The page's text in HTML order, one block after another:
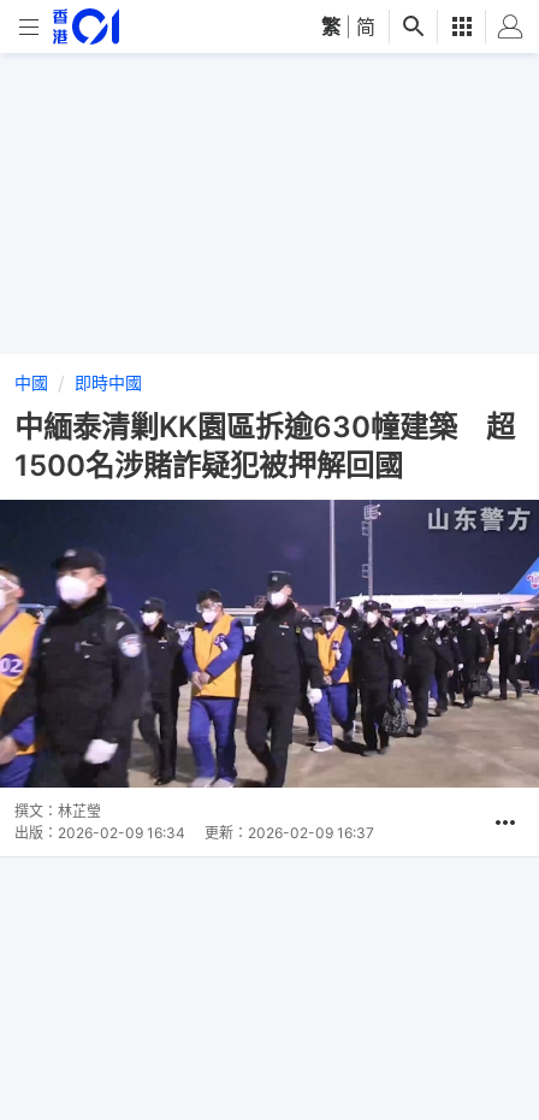
繁 简
中國 即時中國
中緬泰清剿KK園區拆逾630幢建築 超
1500名涉賭詐疑犯被押解回國
撰文： 林芷瑩
出版： 2026-02-09 16:34 更新： 2026-02-09 16:37